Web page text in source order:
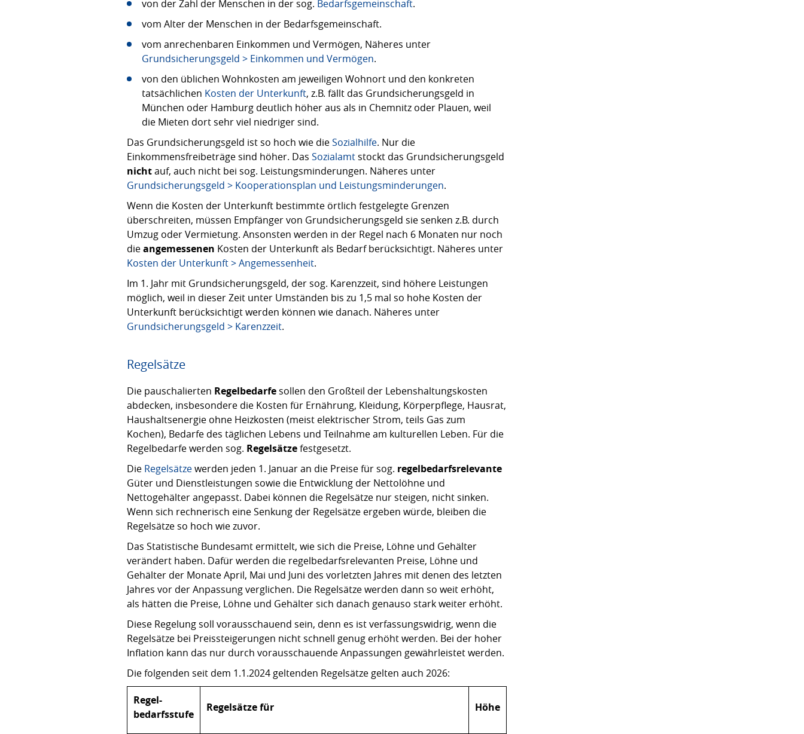
von der Zahl der Menschen in der sog. Bedarfsgemeinschaft.
vom Alter der Menschen in der Bedarfsgemeinschaft.
vom anrechenbaren Einkommen und Vermögen, Näheres unter
Grundsicherungsgeld > Einkommen und Vermögen.
von den üblichen Wohnkosten am jeweiligen Wohnort und den konkreten
tatsächlichen Kosten der Unterkunft, z.B. fällt das Grundsicherungsgeld in
München oder Hamburg deutlich höher aus als in Chemnitz oder Plauen, weil
die Mieten dort sehr viel niedriger sind.
Das Grundsicherungsgeld ist so hoch wie dieSozialhilfe. Nur die
Einkommensfreibeträge sind höher. Das Sozialamtstockt das Grundsicherungsgeld
nichtauf, auch nicht bei sog. Leistungsminderungen. Näheres unter
Grundsicherungsgeld > Kooperationsplan und Leistungsminderungen.
Wenn die Kosten der Unterkunft bestimmte örtlich festgelegte Grenzen
überschreiten, müssen Empfänger von Grundsicherungsgeld sie senken z.B. durch
Umzug oder Vermietung. Ansonsten werden in der Regel nach 6 Monaten nur noch
dieangemessenen Kosten der Unterkunft als Bedarf berücksichtigt. Näheres unter
Kosten der Unterkunft > Angemessenheit.
Im 1. Jahr mit Grundsicherungsgeld, der sog. Karenzzeit, sind höhere Leistungen
möglich, weil in dieser Zeit unter Umständen bis zu 1,5 mal so hohe Kosten der
Unterkunft berücksichtigt werden können wie danach. Näheres unter
Grundsicherungsgeld > Karenzzeit.
Regelsätze
Die pauschalierten Regelbedarfesollen den Großteil der Lebenshaltungskosten
abdecken, insbesondere die Kosten für Ernährung, Kleidung, Körperpflege, Hausrat,
Haushaltsenergie ohne Heizkosten (meist elektrischer Strom, teils Gas zum
Kochen), Bedarfe des täglichen Lebens und Teilnahme am kulturellen Leben. Für die
Regelbedarfe werden sog. Regelsätzefestgesetzt.
Die Regelsätzewerden jeden 1. Januar an die Preise für sog. regelbedarfsrelevante
Güter und Dienstleistungen sowie die Entwicklung der Nettolöhne und
Nettogehälter angepasst. Dabei können die Regelsätze nur steigen, nicht sinken.
Wenn sich rechnerisch eine Senkung der Regelsätze ergeben würde, bleiben die
Regelsätze so hoch wie zuvor.
Das Statistische Bundesamt ermittelt, wie sich die Preise, Löhne und Gehälter
verändert haben. Dafür werden die regelbedarfsrelevanten Preise, Löhne und
Gehälter der Monate April, Mai und Juni des vorletzten Jahres mit denen des letzten
Jahres vor der Anpassung verglichen. Die Regelsätze werden dann so weit erhöht,
als hätten die Preise, Löhne und Gehälter sich danach genauso stark weiter erhöht.
Diese Regelung soll vorausschauend sein, denn es ist verfassungswidrig, wenn die
Regelsätze bei Preissteigerungen nicht schnell genug erhöht werden. Bei der hoher
Inflation kann das nur durch vorausschauende Anpassungen gewährleistet werden.
Die folgenden seit dem 1.1.2024 geltenden Regelsätze gelten auch 2026:
Regel-
bedarfsstufe
Regelsätze für Höhe